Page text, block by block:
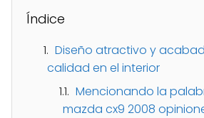
Índice
Diseño atractivo y
calidad en el interior
Mencionando la
mazda cx9 2008